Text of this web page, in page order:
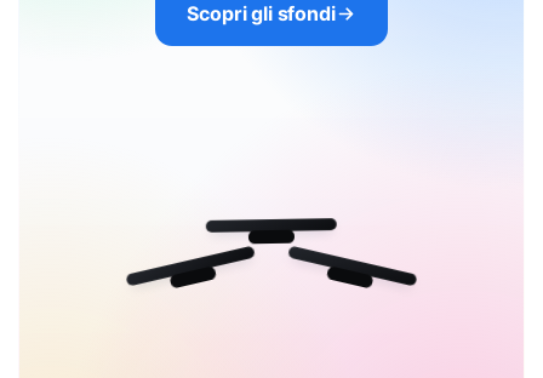
Scopri gli sfondi